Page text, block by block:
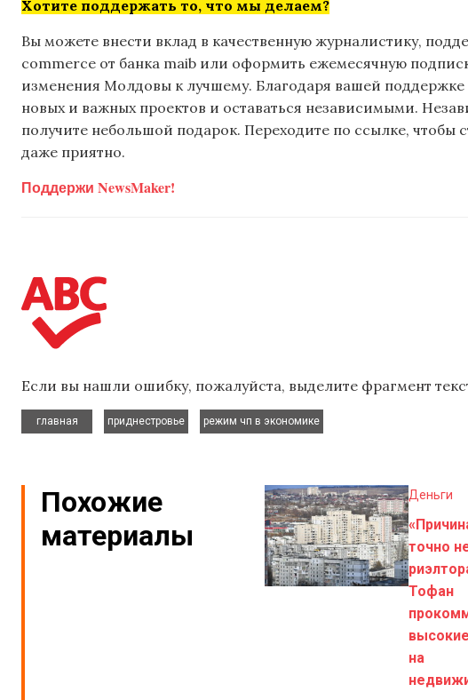
Хотите поддержать то, что мы делаем?
Вы можете внести вклад в качественную журналистику,
commerce от банка maib или оформить ежемесячную
изменения Молдовы к лучшему. Благодаря вашей
новых и важных проектов и оставаться независимыми.
получите небольшой подарок. Переходите по ссылке, чтобы
даже приятно.
Поддержи NewsMaker!
Если вы нашли ошибку, пожалуйста, выделите фрагмент
главная
приднестровье
режим чп в экономике
Похожие
материалы
Деньги
точно
Тофан
на